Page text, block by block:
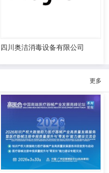
四川奥洁消毒设备有限公司
更多